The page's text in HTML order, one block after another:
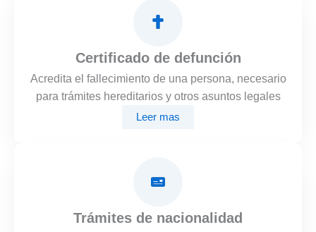
Certificado de defunción
Acredita el fallecimiento de una persona, necesario
para trámites hereditarios y otros asuntos legales
Leer mas
Trámites de nacionalidad